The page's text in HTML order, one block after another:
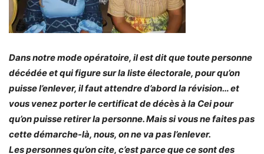
Dans notre mode opératoire, il est dit que toute personne
décédée et qui figure sur la liste électorale, pour qu’on
puisse l’enlever, il faut attendre d’abord la révision… et
vous venez porter le certificat de décès à la Cei pour
qu’on puisse retirer la personne. Mais si vous ne faites pas
cette démarche-là, nous, on ne va pas l’enlever.
Les personnes qu’on cite, c’est parce que ce sont des